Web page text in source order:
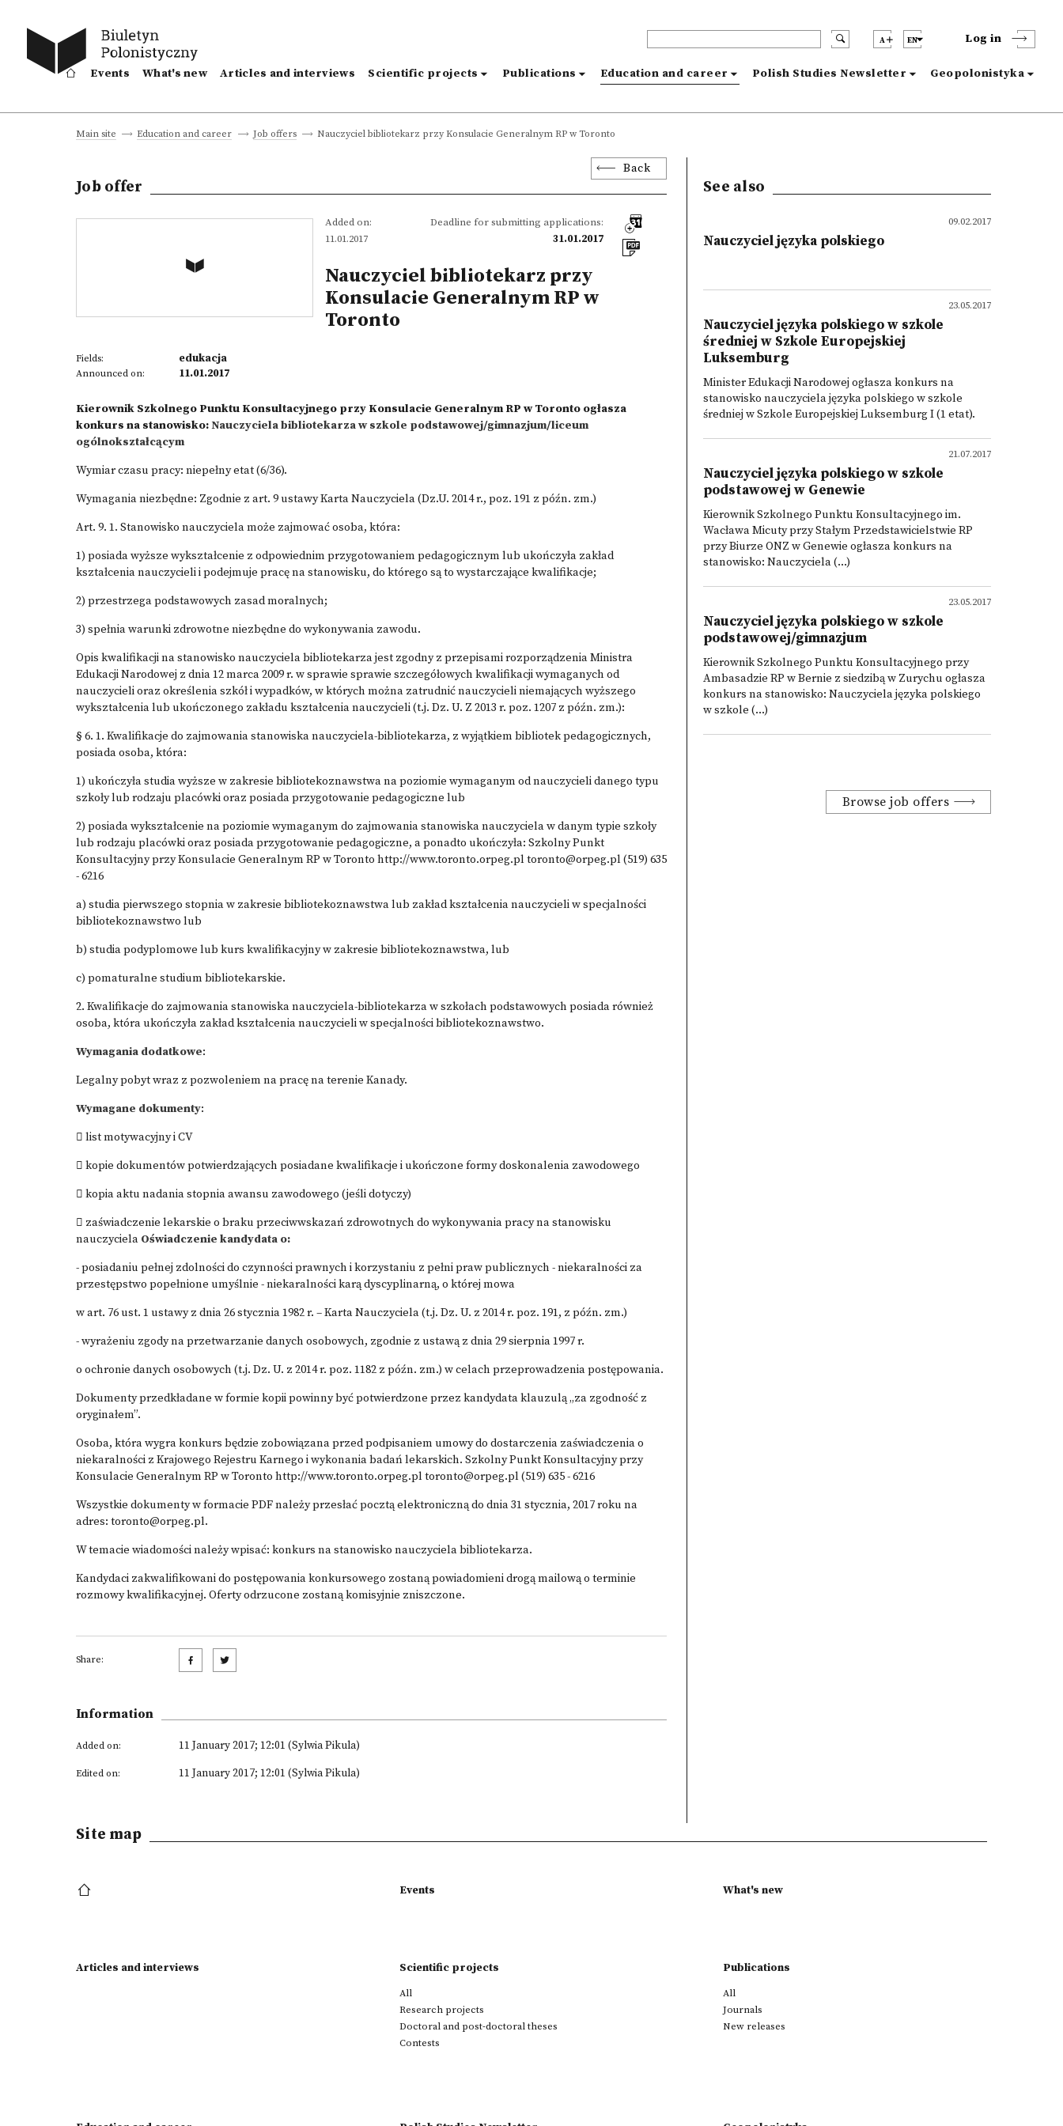
A EN Log in
Events What's new Articles and interviews Scientific projects Publications Education and career Polish Studies Newsletter Geopolonistyka
Main site Education and career Job offers Nauczyciel bibliotekarz przy Konsulacie Generalnym RP w Toronto
Back
Job offer
Added on:
11.01.2017
Deadline for submitting applications:
31.01.2017
Nauczyciel bibliotekarz przy
Konsulacie Generalnym RP w
Toronto
Fields: edukacja
Announced on: 11.01.2017
Kierownik Szkolnego Punktu Konsultacyjnego przy Konsulacie Generalnym RP w Toronto ogłasza
konkurs na stanowisko:Nauczyciela bibliotekarza w szkole podstawowej/gimnazjum/liceum
ogólnokształcącym
Wymiar czasu pracy: niepełny etat (6/36).
Wymagania niezbędne: Zgodnie z art. 9 ustawy Karta Nauczyciela (Dz.U. 2014 r., poz. 191 z późn. zm.)
Art. 9. 1. Stanowisko nauczyciela może zajmować osoba, która:
1) posiada wyższe wykształcenie z odpowiednim przygotowaniem pedagogicznym lub ukończyła zakład
kształcenia nauczycieli i podejmuje pracę na stanowisku, do którego są to wystarczające kwalifikacje;
2) przestrzega podstawowych zasad moralnych;
3) spełnia warunki zdrowotne niezbędne do wykonywania zawodu.
Opis kwalifikacji na stanowisko nauczyciela bibliotekarza jest zgodny z przepisami rozporządzenia Ministra
Edukacji Narodowej z dnia 12 marca 2009 r. w sprawie sprawie szczegółowych kwalifikacji wymaganych od
nauczycieli oraz określenia szkół i wypadków, w których można zatrudnić nauczycieli niemających wyższego
wykształcenia lub ukończonego zakładu kształcenia nauczycieli (t.j. Dz. U. Z 2013 r. poz. 1207 z późn. zm.):
§ 6. 1. Kwalifikacje do zajmowania stanowiska nauczyciela-bibliotekarza, z wyjątkiem bibliotek pedagogicznych,
posiada osoba, która:
1) ukończyła studia wyższe w zakresie bibliotekoznawstwa na poziomie wymaganym od nauczycieli danego typu
szkoły lub rodzaju placówki oraz posiada przygotowanie pedagogiczne lub
2) posiada wykształcenie na poziomie wymaganym do zajmowania stanowiska nauczyciela w danym typie szkoły
lub rodzaju placówki oraz posiada przygotowanie pedagogiczne, a ponadto ukończyła: Szkolny Punkt
Konsultacyjny przy Konsulacie Generalnym RP w Toronto http://www.toronto.orpeg.pl toronto@orpeg.pl (519) 635
- 6216
a) studia pierwszego stopnia w zakresie bibliotekoznawstwa lub zakład kształcenia nauczycieli w specjalności
bibliotekoznawstwo lub
b) studia podyplomowe lub kurs kwalifikacyjny w zakresie bibliotekoznawstwa, lub
c) pomaturalne studium bibliotekarskie.
2. Kwalifikacje do zajmowania stanowiska nauczyciela-bibliotekarza w szkołach podstawowych posiada również
osoba, która ukończyła zakład kształcenia nauczycieli w specjalności bibliotekoznawstwo.
Wymagania dodatkowe:
Legalny pobyt wraz z pozwoleniem na pracę na terenie Kanady.
Wymagane dokumenty:
 list motywacyjny i CV
 kopie dokumentów potwierdzających posiadane kwalifikacje i ukończone formy doskonalenia zawodowego
 kopia aktu nadania stopnia awansu zawodowego (jeśli dotyczy)
 zaświadczenie lekarskie o braku przeciwwskazań zdrowotnych do wykonywania pracy na stanowisku
nauczyciela Oświadczenie kandydata o:
- posiadaniu pełnej zdolności do czynności prawnych i korzystaniu z pełni praw publicznych - niekaralności za
przestępstwo popełnione umyślnie - niekaralności karą dyscyplinarną, o której mowa
w art. 76 ust. 1 ustawy z dnia 26 stycznia 1982 r. – Karta Nauczyciela (t.j. Dz. U. z 2014 r. poz. 191, z późn. zm.)
- wyrażeniu zgody na przetwarzanie danych osobowych, zgodnie z ustawą z dnia 29 sierpnia 1997 r.
o ochronie danych osobowych (t.j. Dz. U. z 2014 r. poz. 1182 z późn. zm.) w celach przeprowadzenia postępowania.
Dokumenty przedkładane w formie kopii powinny być potwierdzone przez kandydata klauzulą „za zgodność z
oryginałem”.
Osoba, która wygra konkurs będzie zobowiązana przed podpisaniem umowy do dostarczenia zaświadczenia o
niekaralności z Krajowego Rejestru Karnego i wykonania badań lekarskich. Szkolny Punkt Konsultacyjny przy
Konsulacie Generalnym RP w Toronto http://www.toronto.orpeg.pl toronto@orpeg.pl (519) 635 - 6216
Wszystkie dokumenty w formacie PDF należy przesłać pocztą elektroniczną do dnia 31 stycznia, 2017 roku na
adres: toronto@orpeg.pl.
W temacie wiadomości należy wpisać: konkurs na stanowisko nauczyciela bibliotekarza.
Kandydaci zakwalifikowani do postępowania konkursowego zostaną powiadomieni drogą mailową o terminie
rozmowy kwalifikacyjnej. Oferty odrzucone zostaną komisyjnie zniszczone.
Share:
Information
Added on: 11 January 2017; 12:01 (Sylwia Pikula)
Edited on: 11 January 2017; 12:01 (Sylwia Pikula)
See also
09.02.2017
Nauczyciel języka polskiego
23.05.2017
Nauczyciel języka polskiego w szkole
średniej w Szkole Europejskiej
Luksemburg
Minister Edukacji Narodowej ogłasza konkurs na
stanowisko nauczyciela języka polskiego w szkole
średniej w Szkole Europejskiej Luksemburg I (1 etat).
21.07.2017
Nauczyciel języka polskiego w szkole
podstawowej w Genewie
Kierownik Szkolnego Punktu Konsultacyjnego im.
Wacława Micuty przy Stałym Przedstawicielstwie RP
przy Biurze ONZ w Genewie ogłasza konkurs na
stanowisko: Nauczyciela (...)
23.05.2017
Nauczyciel języka polskiego w szkole
podstawowej/gimnazjum
Kierownik Szkolnego Punktu Konsultacyjnego przy
Ambasadzie RP w Bernie z siedzibą w Zurychu ogłasza
konkurs na stanowisko: Nauczyciela języka polskiego
w szkole (...)
Browse job offers
Site map
Events What's new
Articles and interviews Scientific projects
All
Research projects
Doctoral and post-doctoral theses
Contests
Publications
All
Journals
New releases